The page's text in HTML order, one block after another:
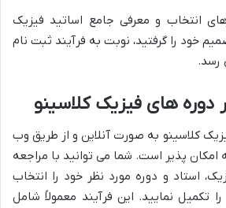
انتخاب و معرفی جامع اساتید فیزیک
خود را گرفتید، نوبت به فرآیند ثبت نام
رسد.
دوره های فیزیک کلاسینو
کلاسینو به صورت آنلاین و از طریق وب
پذیر است. شما می توانید با مراجعه
استاد و دوره مورد نظر خود را انتخاب
تکمیل نمایید. این فرآیند معمولاً شامل